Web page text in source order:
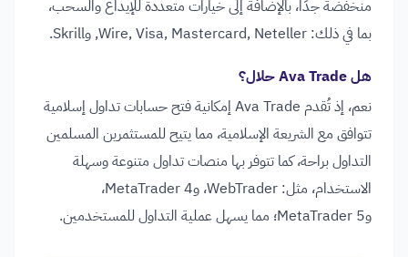
منخفضة جدًا، بالإضافة إلى خيارات متعددة للإيداع والسحب،
بما في ذلك: Wire, Visa, Mastercard, Neteller, وSkrill.
هل Ava Trade حلال؟
نعم، إذ تُقدم Ava Trade إمكانية فتح حسابات تداول إسلامية
تتوافق مع الشريعة الإسلامية، مما يتيح للمستثمرين المسلمين
التداول براحة، كما تتوفر بها منصات تداول متنوعة وسهلة
الاستخدام، مثل: WebTrader، وMetaTrader 4،
وMetaTrader 5؛ مما يسهل عملية التداول للمستخدمين.